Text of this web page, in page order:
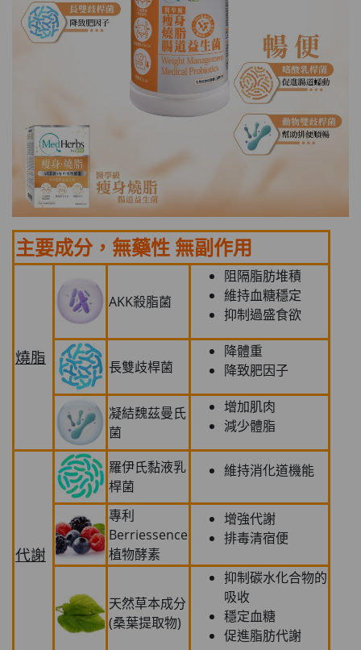
主要成分，無藥性 無副作用
燒脂
AKK殺脂菌
阻隔脂肪堆積
維持血糖穩定
抑制過盛食欲
長雙歧桿菌
降體重
降致肥因子
凝結魏茲曼氏
菌
增加肌肉
減少體脂
代謝
羅伊氏黏液乳
桿菌
維持消化道機能
專利
Berriessence
植物酵素
增強代謝
排毒清宿便
天然草本成分
(桑葉提取物)
抑制碳水化合物的
吸收
穩定血糖
促進脂肪代謝